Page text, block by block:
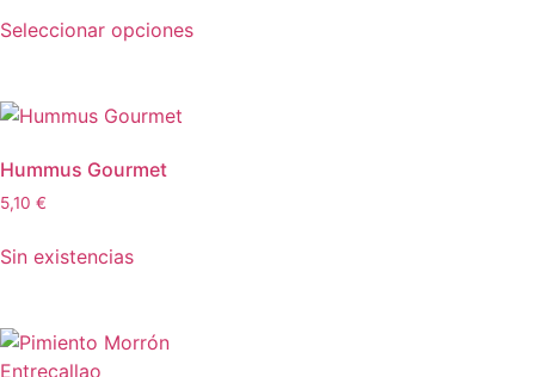
Seleccionar opciones
Hummus Gourmet
5,10 €
Sin existencias